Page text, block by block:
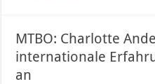
MTBO: Charlotte
internationale
an